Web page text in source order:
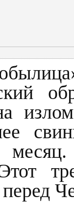
перед